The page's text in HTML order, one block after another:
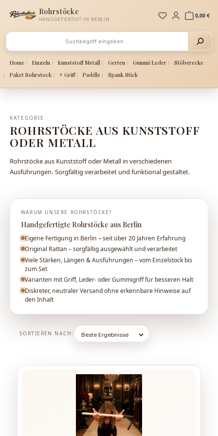
Zum Hauptinhalt springen
Rohrstöcke
HANDGEFERTIGT IN BERLIN
Home Einzeln Kunststoff Metall Gerten Gummi/Leder
Stöberecke
Paket Rohrstock
+ Griff Paddle Spank Stick
Du hast 00,00 €
WARUM UNSERE ROHRSTÖCKE?
Handgefertigte Rohrstöcke aus Berlin
Eigene Fertigung in Berlin – seit über 20 Jahren Erfahrung
Original Rattan – sorgfältig ausgewählt und verarbeitet
Viele Stärken, Längen & Ausführungen – vom Einzelstock bis
zum Set
Varianten mit Griff, Leder- oder Gummigriff für besseren Halt
Diskreter, neutraler Versand ohne erkennbare Hinweise auf
den Inhalt
KATEGORIE
ROHRSTÖCKE AUS KUNSTSTOFF
ODER METALL
Rohrstöcke aus Kunststoff oder Metall in verschiedenen
Ausführungen. Sorgfältig verarbeitet und funktional gestaltet.
SORTIEREN NACH: